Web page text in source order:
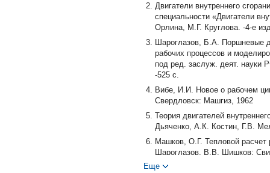
Двигатели внутреннего
специальности «Двигатели
Орлина, М.Г. Круглова. -4-е
Шароглазов, Б.А. Поршневые
рабочих процессов и
под ред. заслуж. деят. науки
-525 с.
Вибе, И.И. Новое о рабочем
Свердловск: Машгиз, 1962
Теория двигателей
Дьяченко, А.К. Костин, Г.В.
Машков, О.Г. Тепловой
Шароглазов, В.В. Шишков;
2.06.2011, М.
Еще